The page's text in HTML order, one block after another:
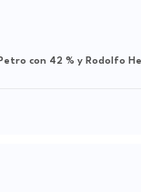
con 42 % y Rodolfo